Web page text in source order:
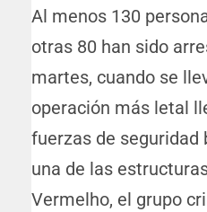
Al menos 130
otras 80 han sido
martes, cuando se
operación más letal
fuerzas de seguridad
una de las
Vermelho, el grupo